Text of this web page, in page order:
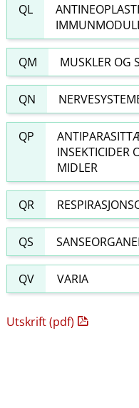
QL
QM MUSKLER OG
QN
QP
INSEKTICIDER
MIDLER
QR
QS
QV VARIA
Utskrift (pdf)